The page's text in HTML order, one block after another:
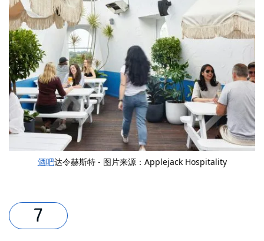
酒吧达令赫斯特 - 图片来源：Applejack Hospitality